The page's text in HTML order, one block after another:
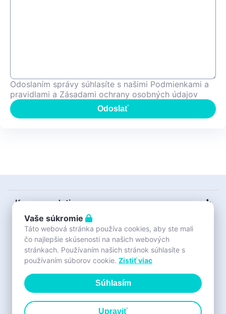
Vaše súkromie
Táto webová stránka používa cookies, aby ste mali
čo najlepšie skúsenosti na našich webových
stránkach. Používaním našich stránok súhlasíte s
používaním súborov cookie. Zistiť viac
Súhlasím
Upraviť
Odoslaním správy súhlasíte s našimi Podmienkami a
pravidlami a Zásadami ochrany osobných údajov
Odoslať
Kurzy pre deti
Bouldrovka
O nás
Sport Team
Individuálne tréningy
Na stiahnutie